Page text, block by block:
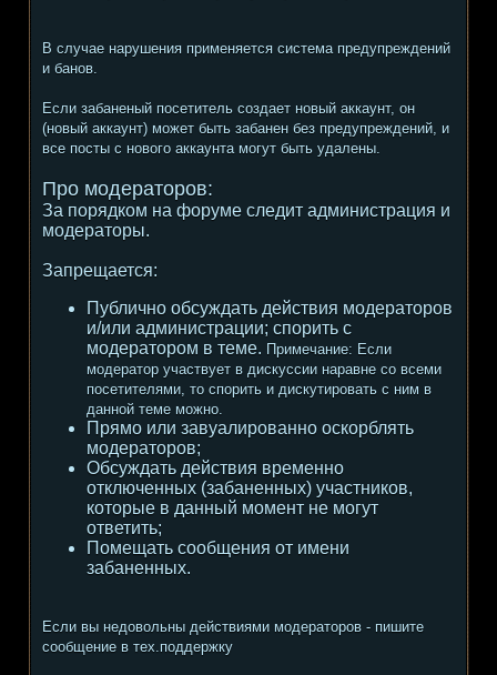
В случае нарушения применяется система предупреждений
и банов.
Если забаненый посетитель создает новый аккаунт, он
(новый аккаунт) может быть забанен без предупреждений, и
все посты с нового аккаунта могут быть удалены.
Про модераторов:
За порядком на форуме следит администрация и
модераторы.
Запрещается:
Публично обсуждать действия модераторов
и/или администрации; спорить с
модератором в теме. Примечание: Если
модератор участвует в дискуссии наравне со всеми
посетителями, то спорить и дискутировать с ним в
данной теме можно.
Прямо или завуалированно оскорблять
модераторов;
Обсуждать действия временно
отключенных (забаненных) участников,
которые в данный момент не могут
ответить;
Помещать сообщения от имени
забаненных.
Если вы недовольны действиями модераторов - пишите
сообщение в тех.поддержку